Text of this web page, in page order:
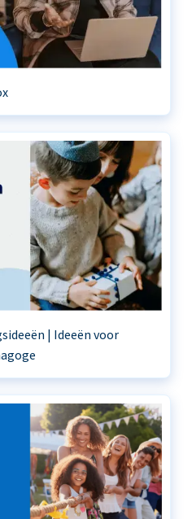
| Ideeën voor